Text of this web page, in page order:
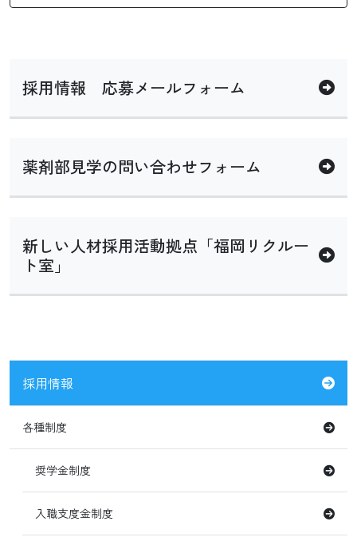
採用情報 応募メールフォーム
薬剤部見学の問い合わせフォーム
新しい人材採用活動拠点「福岡リクルー
ト室」
採用情報
各種制度
奨学金制度
入職支度金制度